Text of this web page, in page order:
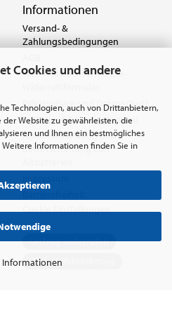
Cookies und andere
Technologien, auch von Drittanbietern,
Website zu gewährleisten, die
und Ihnen ein bestmögliches
Informationen finden Sie in
Informationen
Informationen
Versand- &
Zahlungsbedingungen
Widerrufsrecht & Muster-
Privatsphäre und Datenschutz
Batterie- & Recyclinghinweis
Abfallvermeidung und
Bewirtschaftung von
Cookie Einstellungen
Vertrag widerrufen
Widerrufsbelehrung